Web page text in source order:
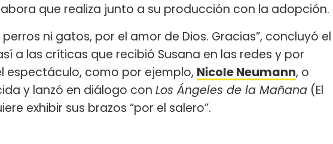
que realiza junto a su producción con la adopción.
ni gatos, por el amor de Dios. Gracias”, concluyó el
a las críticas que recibió Susana en las redes y por
espectáculo, como por ejemplo, Nicole Neumann, o
y lanzó en diálogo con Los Ángeles de la Mañana (El
exhibir sus brazos “por el salero”.